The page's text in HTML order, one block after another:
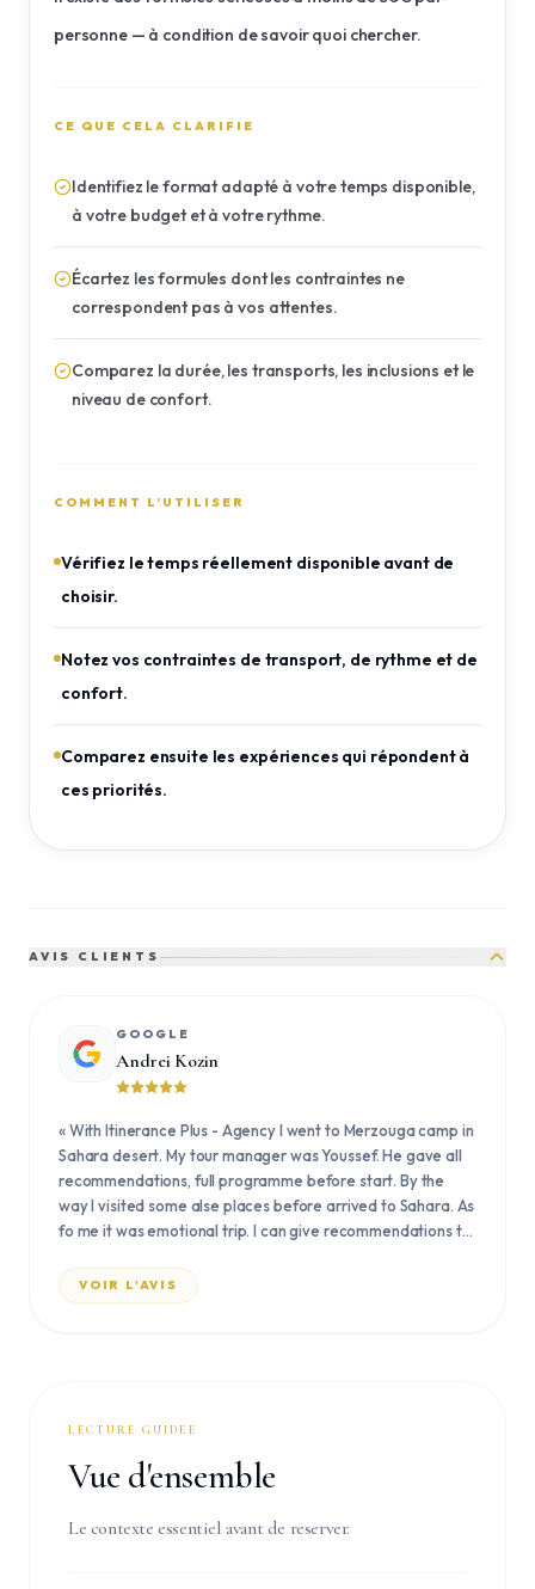
personne — à condition de savoir quoi chercher.
CE QUE CELA CLARIFIE
Identifiez le format adapté à votre temps disponible,
à votre budget et à votre rythme.
Écartez les formules dont les contraintes ne
correspondent pas à vos attentes.
Comparez la durée, les transports, les inclusions et le
niveau de confort.
COMMENT L’UTILISER
Vérifiez le temps réellement disponible avant de
choisir.
Notez vos contraintes de transport, de rythme et de
confort.
Comparez ensuite les expériences qui répondent à
ces priorités.
AVIS CLIENTS
GOOGLE
Andrei Kozin
«With Itinerance Plus - Agency I went to Merzouga camp in
Sahara desert. My tour manager was Youssef. He gave all
recommendations, full programme before start. By the
way I visited some alse places before arrived to Sahara. As
fo me it was emotional trip. I can give recommendations to
you and will be happy our meeting again.
VOIR L'AVIS
LECTURE GUIDEE
Vue d'ensemble
Le contexte essentiel avant de reserver.